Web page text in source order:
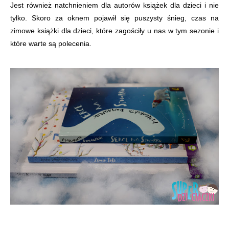
Jest również natchnieniem dla autorów książek dla dzieci i nie
tylko. Skoro za oknem pojawił się puszysty śnieg, czas na
zimowe książki dla dzieci, które zagościły u nas w tym sezonie i
które warte są polecenia.